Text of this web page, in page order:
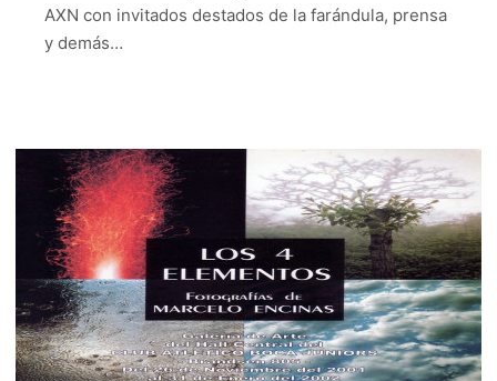
AXN con invitados destados de la farándula, prensa
y demás…